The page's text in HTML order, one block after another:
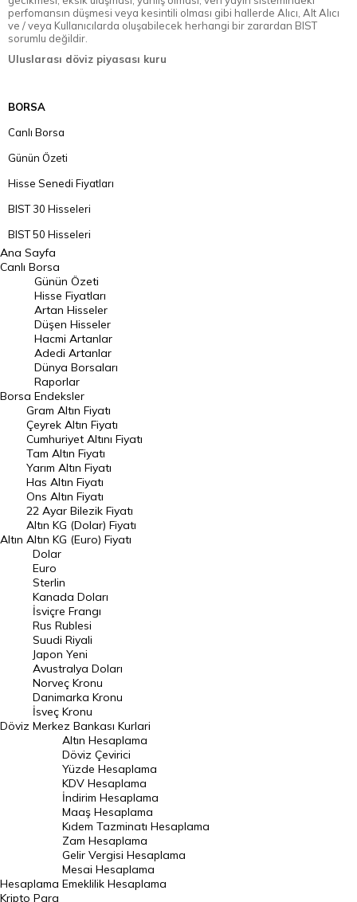
perfomansın düşmesi veya kesintili olması gibi hallerde Alıcı, Alt Alıcı
ve / veya Kullanıcılarda oluşabilecek herhangi bir zarardan BIST
sorumlu değildir.
Uluslarası döviz piyasası kuru
BORSA
Canlı Borsa
Günün Özeti
Hisse Senedi Fiyatları
BIST 30 Hisseleri
BIST 50 Hisseleri
BIST 100 Hisseleri
En Çok Artan Hisseler
En Çok Düşen Hisseler
Hacmi Artanlar
Geçmiş Kapanışlar
Dünya Borsaları
Raporlar
Endeksler
DÖVİZ
Döviz Kuru
Dolar Kuru
Euro Kuru
Pound Kuru
Frank Kuru
Riyal Kuru
Avustralya Doları
Danimarka Kronu Kuru
Kanada Doları Kuru
Norveç Kronu Kuru
İsveç Kronu Kuru
Japon Yeni Kuru
Serbest Piyasa Döviz Kurları
Merkez Bankası Döviz Kurları
Altın Fiyatları
Ana Sayfa
Canlı Borsa
Borsa
Günün Özeti
Hisse Fiyatları
Artan Hisseler
Düşen Hisseler
Hacmi Artanlar
Adedi Artanlar
Dünya Borsaları
Raporlar
Endeksler
Altın
Gram Altın Fiyatı
Çeyrek Altın Fiyatı
Cumhuriyet Altını Fiyatı
Tam Altın Fiyatı
Yarım Altın Fiyatı
Has Altın Fiyatı
Ons Altın Fiyatı
22 Ayar Bilezik Fiyatı
Altın KG (Dolar) Fiyatı
Altın KG (Euro) Fiyatı
Döviz
Dolar
Euro
Sterlin
Kanada Doları
İsviçre Frangı
Rus Rublesi
Suudi Riyali
Japon Yeni
Avustralya Doları
Norveç Kronu
Danimarka Kronu
İsveç Kronu
Merkez Bankası Kurlari
Hesaplama
Altın Hesaplama
Döviz Çevirici
Yüzde Hesaplama
KDV Hesaplama
İndirim Hesaplama
Maaş Hesaplama
Kıdem Tazminatı Hesaplama
Zam Hesaplama
Gelir Vergisi Hesaplama
Mesai Hesaplama
Emeklilik Hesaplama
Kripto Para